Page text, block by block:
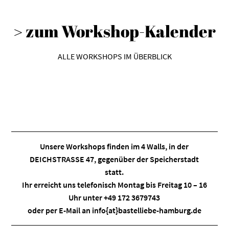
> zum Workshop-Kalender
ALLE WORKSHOPS IM ÜBERBLICK
Unsere Workshops finden im4 Walls, in der
DEICHSTRASSE 47, gegenüber der Speicherstadt
statt.
Ihr erreicht uns telefonisch Montag bis Freitag 10 – 16
Uhr unter +49 172 3679743
oder per E-Mail an info{at}bastelliebe-hamburg.de